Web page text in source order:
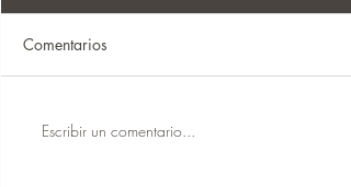
PRANAYAMA : Asvini
Comentarios
Escribir un comentario...